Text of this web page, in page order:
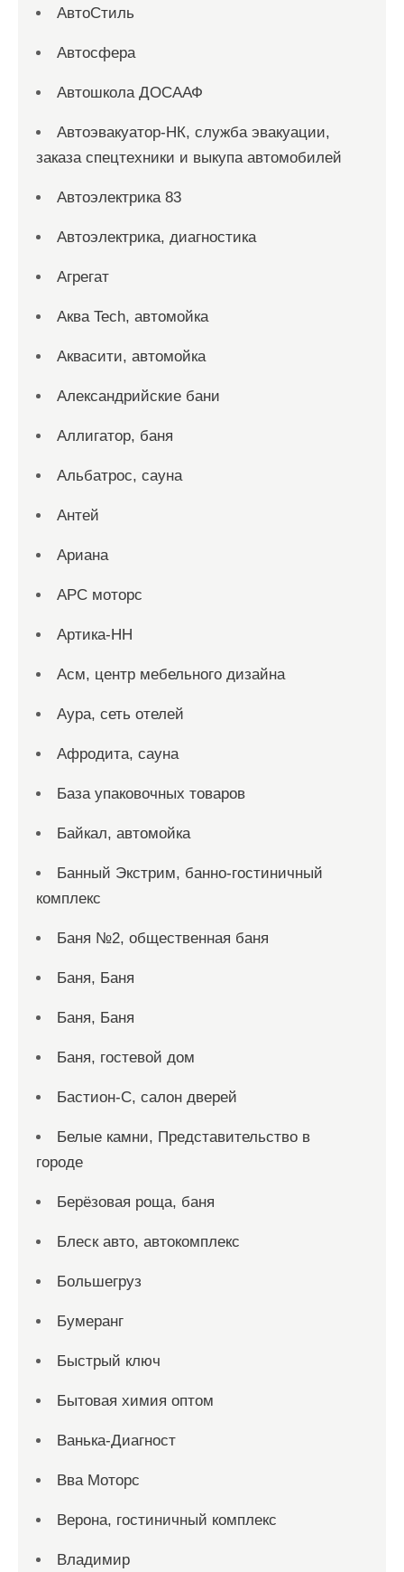
АвтоСтиль
Автосфера
Автошкола ДОСААФ
Автоэвакуатор-НК, служба эвакуации,
заказа спецтехники и выкупа автомобилей
Автоэлектрика 83
Автоэлектрика, диагностика
Агрегат
Аква Tech, автомойка
Аквасити, автомойка
Александрийские бани
Аллигатор, баня
Альбатрос, сауна
Антей
Ариана
АРС моторс
Артика-НН
Асм, центр мебельного дизайна
Аура, сеть отелей
Афродита, сауна
База упаковочных товаров
Байкал, автомойка
Банный Экстрим, банно-гостиничный
комплекс
Баня №2, общественная баня
Баня, Баня
Баня, Баня
Баня, гостевой дом
Бастион-С, салон дверей
Белые камни, Представительство в
городе
Берёзовая роща, баня
Блеск авто, автокомплекс
Большегруз
Бумеранг
Быстрый ключ
Бытовая химия оптом
Ванька-Диагност
Вва Моторс
Верона, гостиничный комплекс
Владимир